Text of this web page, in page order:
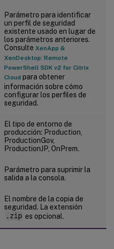
Parámetro para identificar
un perfil de seguridad
existente usado en lugar de
los parámetros anteriores.
Consulte XenApp &
XenDesktop: Remote
PowerShell SDK v2 for Citrix
Cloud para obtener
información sobre cómo
configurar los perfiles de
seguridad.
El tipo de entorno de
producción: Production,
ProductionGov,
ProductionJP, OnPrem.
Parámetro para suprimir la
salida a la consola.
El nombre de la copia de
seguridad. La extensión
.zip es opcional.